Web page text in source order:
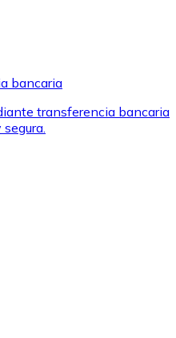
para comprar
tus marcas favoritas con
bancaria
transferencia bancaria